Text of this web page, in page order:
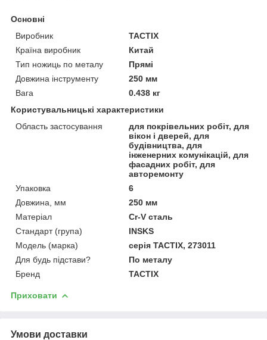
Основні
Виробник
TACTIX
Країна виробник
Китай
Тип ножиць по металу
Прямі
Довжина інструменту
250 мм
Вага
0.438 кг
Користувальницькі характеристики
Область застосування
для покрівельних робіт, для
вікон і дверей, для
будівництва, для
інженерних комунікацій, для
фасадних робіт, для
авторемонту
Упаковка
6
Довжина, мм
250 мм
Матеріал
Cr-V сталь
Стандарт (група)
INSKS
Модель (марка)
серія TACTIX, 273011
Для будь підстави?
По металу
Бренд
TACTIX
Приховати
Умови доставки